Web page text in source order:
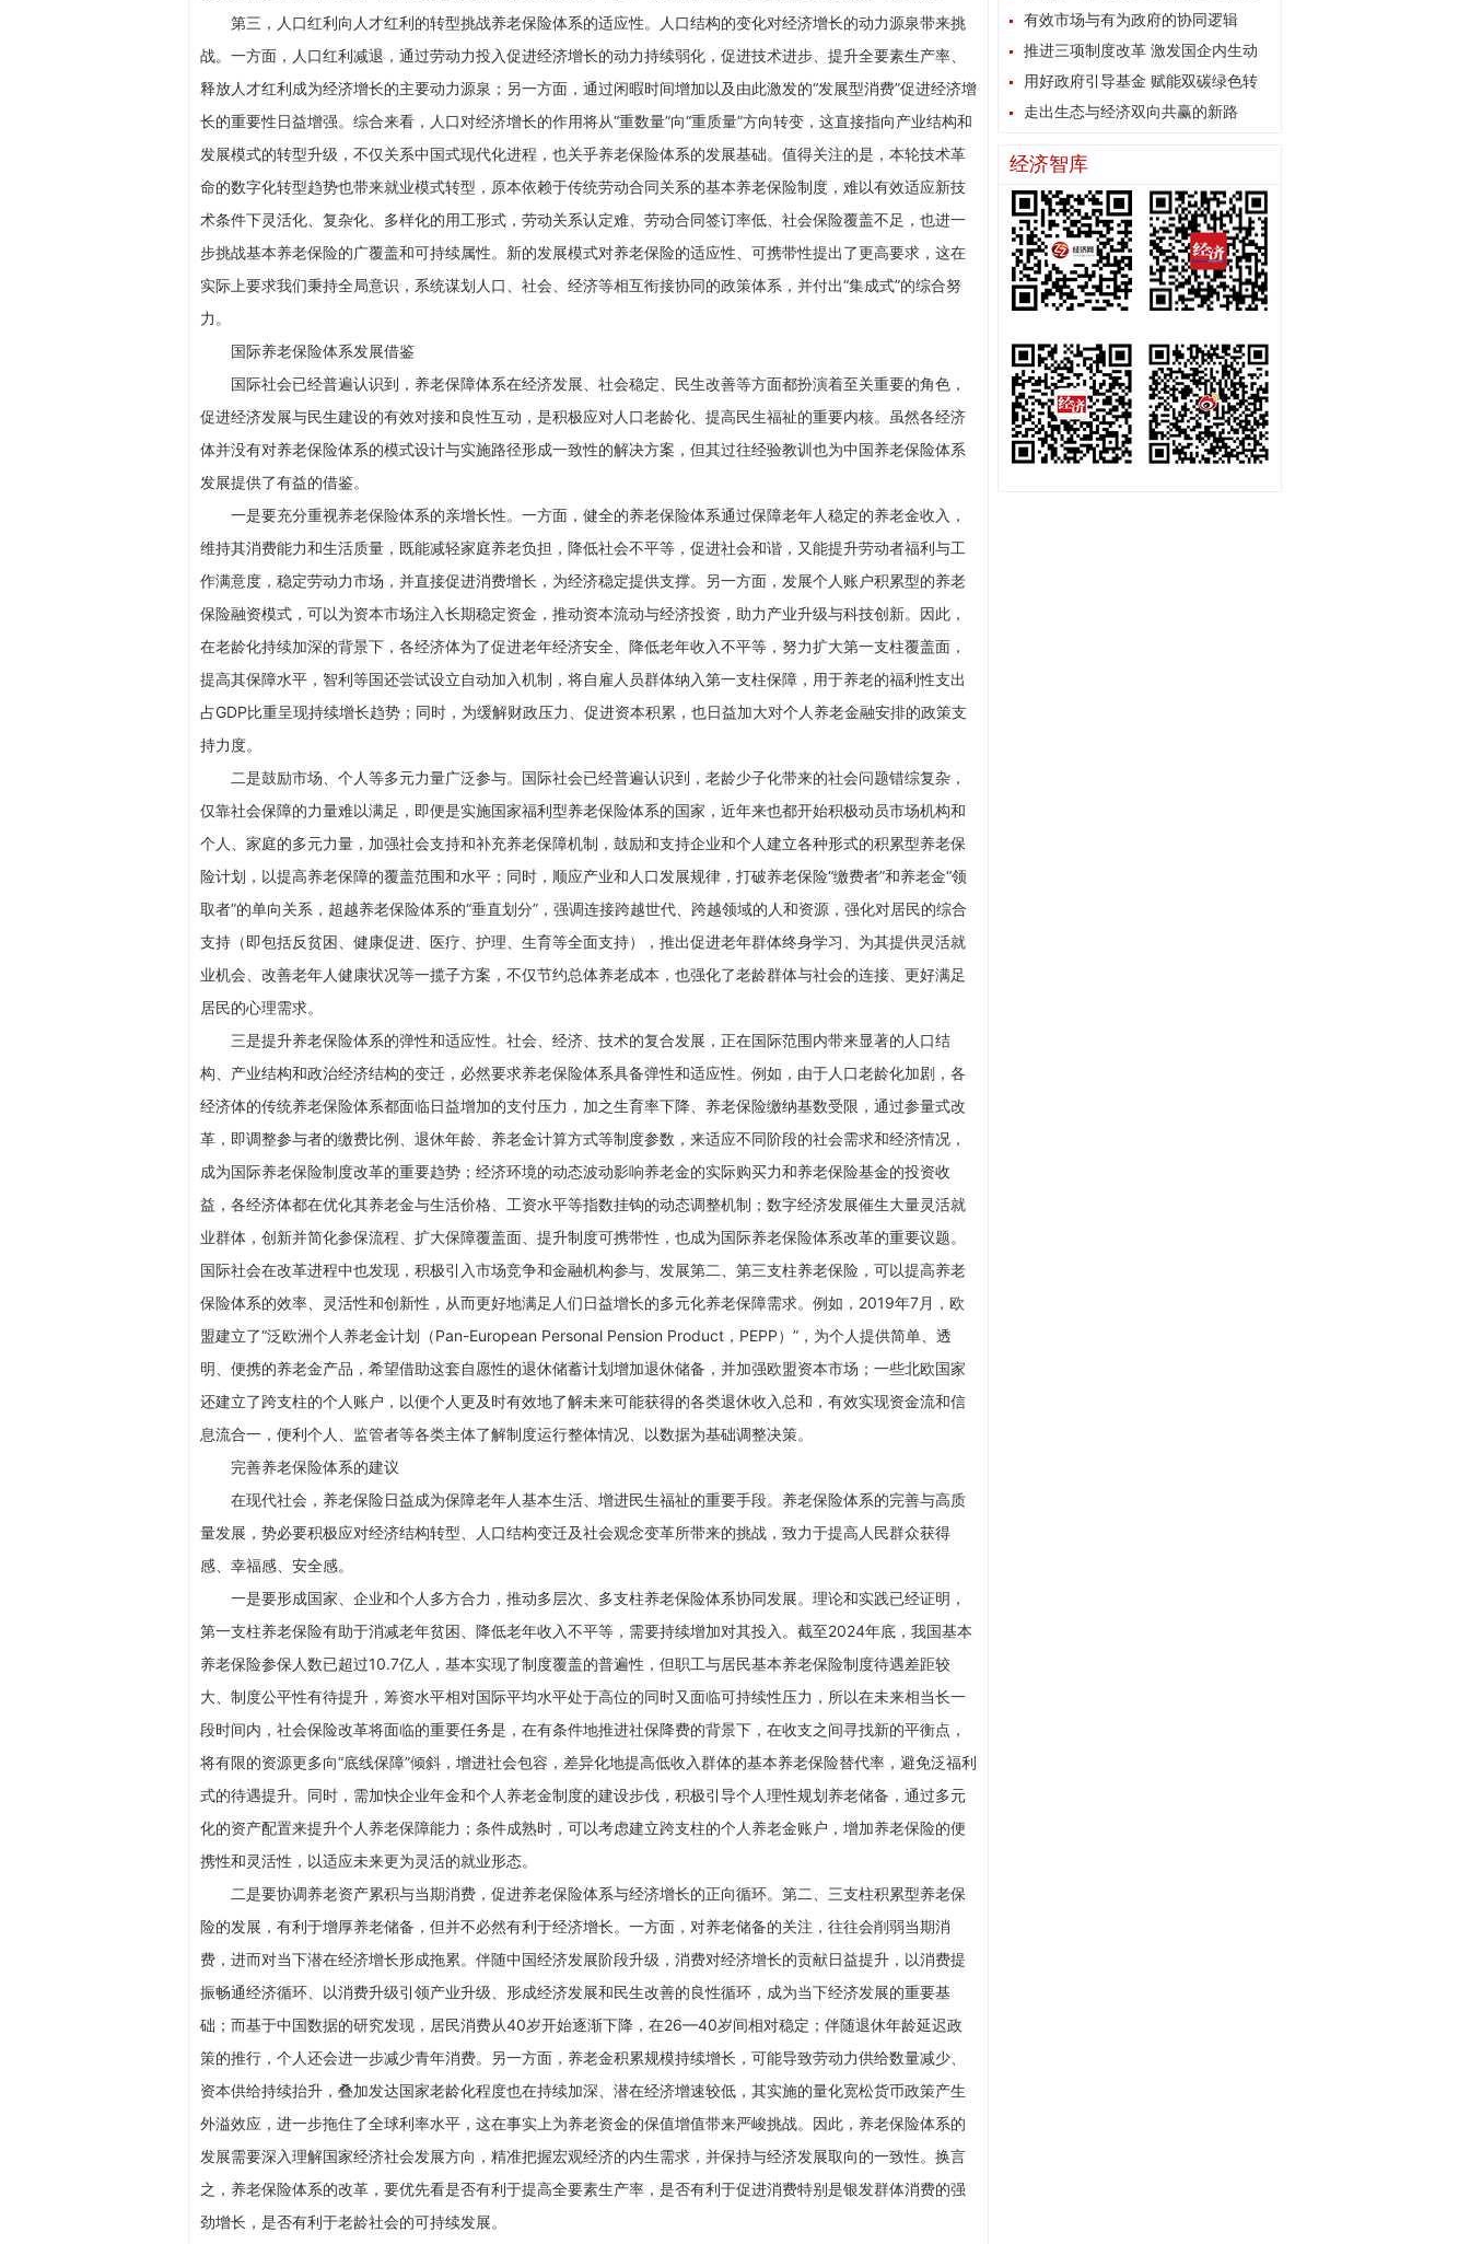
第三，人口红利向人才红利的转型挑战养老保险体系的适应性。人口结构的变化对经济增长的动力源泉带来挑
战。一方面，人口红利减退，通过劳动力投入促进经济增长的动力持续弱化，促进技术进步、提升全要素生产率、
释放人才红利成为经济增长的主要动力源泉；另一方面，通过闲暇时间增加以及由此激发的“发展型消费”促进经济增
长的重要性日益增强。综合来看，人口对经济增长的作用将从“重数量”向“重质量”方向转变，这直接指向产业结构和
发展模式的转型升级，不仅关系中国式现代化进程，也关乎养老保险体系的发展基础。值得关注的是，本轮技术革
命的数字化转型趋势也带来就业模式转型，原本依赖于传统劳动合同关系的基本养老保险制度，难以有效适应新技
术条件下灵活化、复杂化、多样化的用工形式，劳动关系认定难、劳动合同签订率低、社会保险覆盖不足，也进一
步挑战基本养老保险的广覆盖和可持续属性。新的发展模式对养老保险的适应性、可携带性提出了更高要求，这在
实际上要求我们秉持全局意识，系统谋划人口、社会、经济等相互衔接协同的政策体系，并付出“集成式”的综合努
力。
国际养老保险体系发展借鉴
国际社会已经普遍认识到，养老保障体系在经济发展、社会稳定、民生改善等方面都扮演着至关重要的角色，
促进经济发展与民生建设的有效对接和良性互动，是积极应对人口老龄化、提高民生福祉的重要内核。虽然各经济
体并没有对养老保险体系的模式设计与实施路径形成一致性的解决方案，但其过往经验教训也为中国养老保险体系
发展提供了有益的借鉴。
一是要充分重视养老保险体系的亲增长性。一方面，健全的养老保险体系通过保障老年人稳定的养老金收入，
维持其消费能力和生活质量，既能减轻家庭养老负担，降低社会不平等，促进社会和谐，又能提升劳动者福利与工
作满意度，稳定劳动力市场，并直接促进消费增长，为经济稳定提供支撑。另一方面，发展个人账户积累型的养老
保险融资模式，可以为资本市场注入长期稳定资金，推动资本流动与经济投资，助力产业升级与科技创新。因此，
在老龄化持续加深的背景下，各经济体为了促进老年经济安全、降低老年收入不平等，努力扩大第一支柱覆盖面，
提高其保障水平，智利等国还尝试设立自动加入机制，将自雇人员群体纳入第一支柱保障，用于养老的福利性支出
占GDP比重呈现持续增长趋势；同时，为缓解财政压力、促进资本积累，也日益加大对个人养老金融安排的政策支
持力度。
二是鼓励市场、个人等多元力量广泛参与。国际社会已经普遍认识到，老龄少子化带来的社会问题错综复杂，
仅靠社会保障的力量难以满足，即便是实施国家福利型养老保险体系的国家，近年来也都开始积极动员市场机构和
个人、家庭的多元力量，加强社会支持和补充养老保障机制，鼓励和支持企业和个人建立各种形式的积累型养老保
险计划，以提高养老保障的覆盖范围和水平；同时，顺应产业和人口发展规律，打破养老保险“缴费者”和养老金“领
取者”的单向关系，超越养老保险体系的“垂直划分”，强调连接跨越世代、跨越领域的人和资源，强化对居民的综合
支持（即包括反贫困、健康促进、医疗、护理、生育等全面支持），推出促进老年群体终身学习、为其提供灵活就
业机会、改善老年人健康状况等一揽子方案，不仅节约总体养老成本，也强化了老龄群体与社会的连接、更好满足
居民的心理需求。
三是提升养老保险体系的弹性和适应性。社会、经济、技术的复合发展，正在国际范围内带来显著的人口结
构、产业结构和政治经济结构的变迁，必然要求养老保险体系具备弹性和适应性。例如，由于人口老龄化加剧，各
经济体的传统养老保险体系都面临日益增加的支付压力，加之生育率下降、养老保险缴纳基数受限，通过参量式改
革，即调整参与者的缴费比例、退休年龄、养老金计算方式等制度参数，来适应不同阶段的社会需求和经济情况，
成为国际养老保险制度改革的重要趋势；经济环境的动态波动影响养老金的实际购买力和养老保险基金的投资收
益，各经济体都在优化其养老金与生活价格、工资水平等指数挂钩的动态调整机制；数字经济发展催生大量灵活就
业群体，创新并简化参保流程、扩大保障覆盖面、提升制度可携带性，也成为国际养老保险体系改革的重要议题。
国际社会在改革进程中也发现，积极引入市场竞争和金融机构参与、发展第二、第三支柱养老保险，可以提高养老
保险体系的效率、灵活性和创新性，从而更好地满足人们日益增长的多元化养老保障需求。例如，2019年7月，欧
盟建立了“泛欧洲个人养老金计划（Pan-European Personal Pension Product，PEPP）”，为个人提供简单、透
明、便携的养老金产品，希望借助这套自愿性的退休储蓄计划增加退休储备，并加强欧盟资本市场；一些北欧国家
还建立了跨支柱的个人账户，以便个人更及时有效地了解未来可能获得的各类退休收入总和，有效实现资金流和信
息流合一，便利个人、监管者等各类主体了解制度运行整体情况、以数据为基础调整决策。
完善养老保险体系的建议
在现代社会，养老保险日益成为保障老年人基本生活、增进民生福祉的重要手段。养老保险体系的完善与高质
量发展，势必要积极应对经济结构转型、人口结构变迁及社会观念变革所带来的挑战，致力于提高人民群众获得
感、幸福感、安全感。
一是要形成国家、企业和个人多方合力，推动多层次、多支柱养老保险体系协同发展。理论和实践已经证明，
第一支柱养老保险有助于消减老年贫困、降低老年收入不平等，需要持续增加对其投入。截至2024年底，我国基本
养老保险参保人数已超过10.7亿人，基本实现了制度覆盖的普遍性，但职工与居民基本养老保险制度待遇差距较
大、制度公平性有待提升，筹资水平相对国际平均水平处于高位的同时又面临可持续性压力，所以在未来相当长一
段时间内，社会保险改革将面临的重要任务是，在有条件地推进社保降费的背景下，在收支之间寻找新的平衡点，
将有限的资源更多向“底线保障”倾斜，增进社会包容，差异化地提高低收入群体的基本养老保险替代率，避免泛福利
式的待遇提升。同时，需加快企业年金和个人养老金制度的建设步伐，积极引导个人理性规划养老储备，通过多元
化的资产配置来提升个人养老保障能力；条件成熟时，可以考虑建立跨支柱的个人养老金账户，增加养老保险的便
携性和灵活性，以适应未来更为灵活的就业形态。
二是要协调养老资产累积与当期消费，促进养老保险体系与经济增长的正向循环。第二、三支柱积累型养老保
险的发展，有利于增厚养老储备，但并不必然有利于经济增长。一方面，对养老储备的关注，往往会削弱当期消
费，进而对当下潜在经济增长形成拖累。伴随中国经济发展阶段升级，消费对经济增长的贡献日益提升，以消费提
振畅通经济循环、以消费升级引领产业升级、形成经济发展和民生改善的良性循环，成为当下经济发展的重要基
础；而基于中国数据的研究发现，居民消费从40岁开始逐渐下降，在26—40岁间相对稳定；伴随退休年龄延迟政
策的推行，个人还会进一步减少青年消费。另一方面，养老金积累规模持续增长，可能导致劳动力供给数量减少、
资本供给持续抬升，叠加发达国家老龄化程度也在持续加深、潜在经济增速较低，其实施的量化宽松货币政策产生
外溢效应，进一步拖住了全球利率水平，这在事实上为养老资金的保值增值带来严峻挑战。因此，养老保险体系的
发展需要深入理解国家经济社会发展方向，精准把握宏观经济的内生需求，并保持与经济发展取向的一致性。换言
之，养老保险体系的改革，要优先看是否有利于提高全要素生产率，是否有利于促进消费特别是银发群体消费的强
劲增长，是否有利于老龄社会的可持续发展。
展有效市场与有为政府的协同逻辑
推进三项制度改革 激发国企内生动
力 用好政府引导基金 赋能双碳绿色转
型 走出生态与经济双向共赢的新路
经济智库